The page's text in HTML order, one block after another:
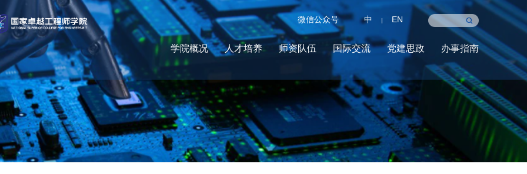
学院概况 人才培养 师资队伍 国际交流 党建思政 办事指南
微信公众号 中 | EN